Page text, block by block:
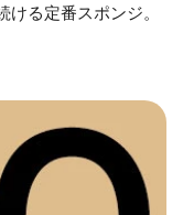
る定番スポンジ。